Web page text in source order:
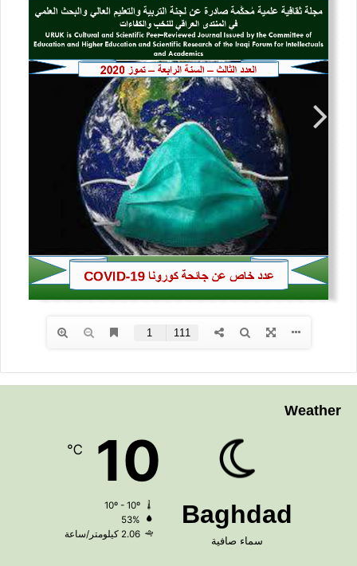
Weather
Baghdad
سماء صافية
10
℃
53%
2.06 كيلومتر/ساعة